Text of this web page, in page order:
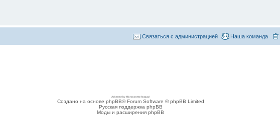
Наша команда
Связаться с администрацией
Adsense by Microcosmo Acquari
Создано на основе phpBB® Forum Software © phpBB Limited
Русская поддержка phpBB
Моды и расширения phpBB